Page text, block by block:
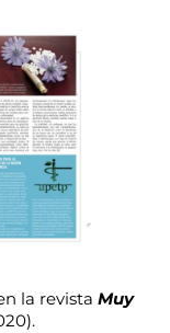
la revista Muy